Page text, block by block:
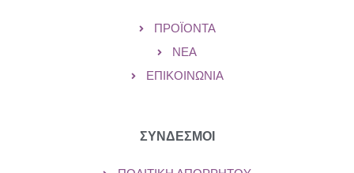
ΠΡΟΪΌΝΤΑ
ΝΈΑ
ΕΠΙΚΟΙΝΩΝΊΑ
ΣΥΝΔΕΣΜΟΙ